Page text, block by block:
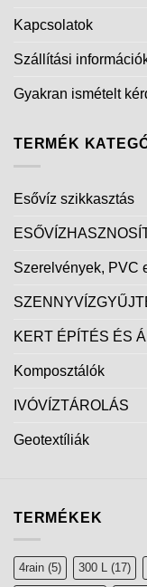
Kapcsolatok
Szállítási
Gyakran ismételt
TERMÉK
Esővíz szikkasztás
Szerelvények, PVC
KERT ÉPÍTÉS ÉS
Komposztálók
IVÓVÍZTÁROLÁS
Geotextíliák
TERMÉKEK
4rain (5) 300 L (17)